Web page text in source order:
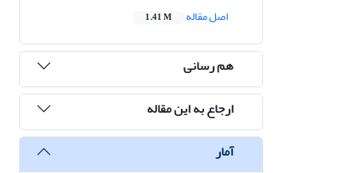
اصل مقاله
1.41 M
هم رسانی
ارجاع به این مقاله
آمار